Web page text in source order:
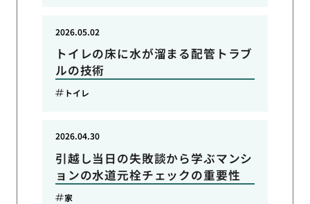
トイレの床に水が溜まる配管トラブ
ルの技術
2026.05.02
トイレ
引越し当日の失敗談から学ぶマンシ
ョンの水道元栓チェックの重要性
2026.04.30
家